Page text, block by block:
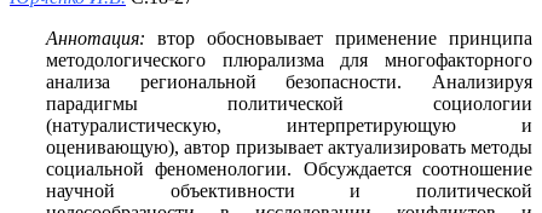
Аннотация: втор обосновывает применение принципа
методологического плюрализма для многофакторного
анализа региональной безопасности. Анализируя
парадигмы политической социологии
(натуралистическую, интерпретирующую и
оценивающую), автор призывает актуализировать методы
социальной феноменологии. Обсуждается соотношение
научной объективности и политической